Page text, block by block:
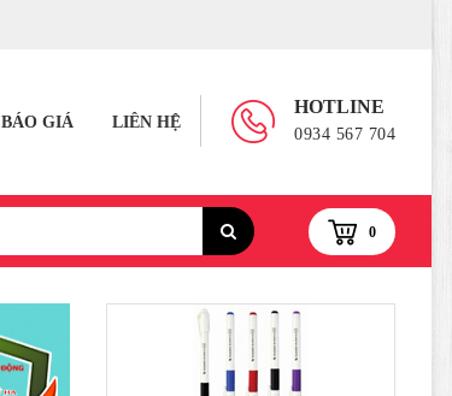
HOTLINE
0934 567 704
BÁO GIÁ LIÊN HỆ
0